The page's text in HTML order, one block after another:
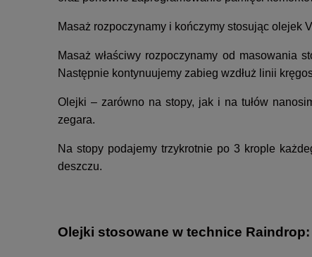
Masaż rozpoczynamy i kończymy stosując olejek
Masaż właściwy rozpoczynamy od masowania
Następnie kontynuujemy zabieg wzdłuż linii
Olejki – zarówno na stopy, jak i na tułów
zegara.
Na stopy podajemy trzykrotnie po 3 krople
deszczu.
Olejki stosowane w technice Raindrop: